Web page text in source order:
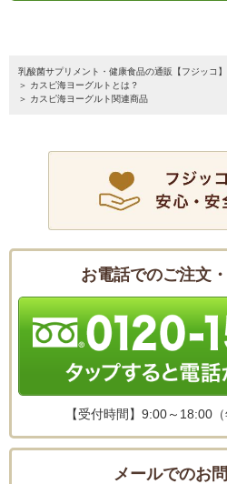
乳酸菌サプリメント・健康食品の通販【フジッコ
カスピ海ヨーグルトとは？
カスピ海ヨーグルト関連商品
お電話でのご注文
【受付時間】 9:00～18:00（
メールでのお